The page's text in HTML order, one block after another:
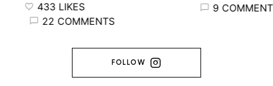
433 LIKES
22 COMMENTS
9 COMMENTS
FOLLOW